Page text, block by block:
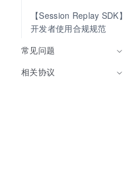
【Session Replay SDK】
开发者使用合规规范
常见问题
相关协议